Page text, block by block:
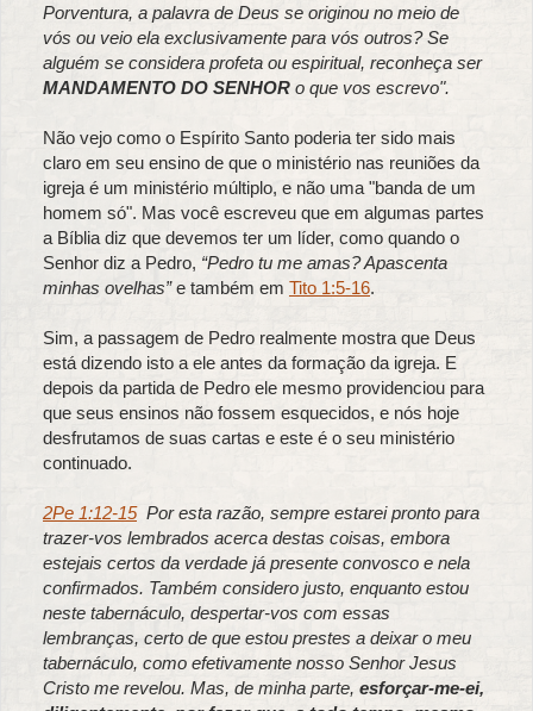
Porventura, a palavra de Deus se originou no meio de
vós ou veio ela exclusivamente para vós outros? Se
alguém se considera profeta ou espiritual, reconheça ser
MANDAMENTO DO SENHOR o que vos escrevo".
Não vejo como o Espírito Santo poderia ter sido mais
claro em seu ensino de que o ministério nas reuniões da
igreja é um ministério múltiplo, e não uma "banda de um
homem só". Mas você escreveu que em algumas partes
a Bíblia diz que devemos ter um líder, como quando o
Senhor diz a Pedro, “Pedro tu me amas? Apascenta
minhas ovelhas”e também em Tito 1:5-16.
Sim, a passagem de Pedro realmente mostra que Deus
está dizendo isto a ele antes da formação da igreja. E
depois da partida de Pedro ele mesmo providenciou para
que seus ensinos não fossem esquecidos, e nós hoje
desfrutamos de suas cartas e este é o seu ministério
continuado.
2Pe 1:12-15Por esta razão, sempre estarei pronto para
trazer-vos lembrados acerca destas coisas, embora
estejais certos da verdade já presente convosco e nela
confirmados. Também considero justo, enquanto estou
neste tabernáculo, despertar-vos com essas
lembranças, certo de que estou prestes a deixar o meu
tabernáculo, como efetivamente nosso Senhor Jesus
Cristo me revelou. Mas, de minha parte, esforçar-me-ei,